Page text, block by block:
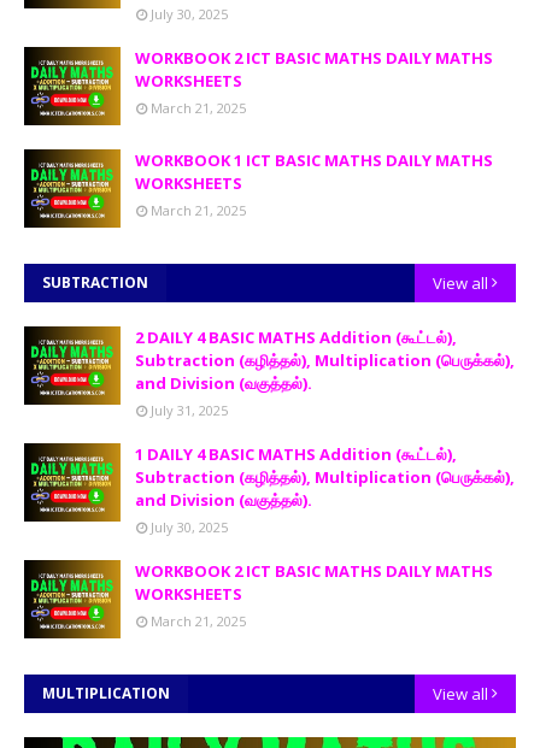
July 30, 2025
WORKBOOK 2 ICT BASIC MATHS DAILY MATHS
WORKSHEETS
March 21, 2025
WORKBOOK 1 ICT BASIC MATHS DAILY MATHS
WORKSHEETS
March 21, 2025
SUBTRACTION View all
2 DAILY 4 BASIC MATHS Addition (கூட்டல்),
Subtraction (கழித்தல்), Multiplication (பெருக்கல்),
and Division (வகுத்தல்).
July 31, 2025
1 DAILY 4 BASIC MATHS Addition (கூட்டல்),
Subtraction (கழித்தல்), Multiplication (பெருக்கல்),
and Division (வகுத்தல்).
July 30, 2025
WORKBOOK 2 ICT BASIC MATHS DAILY MATHS
WORKSHEETS
March 21, 2025
MULTIPLICATION View all